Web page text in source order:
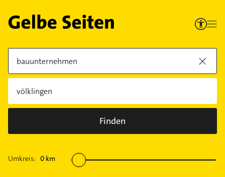
Finden
Umkreis: 0 km